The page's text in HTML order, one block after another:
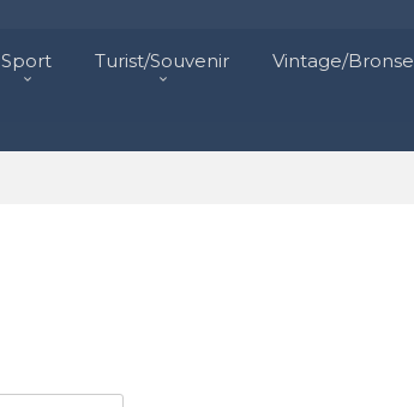
Sport Turist/Souvenir Vintage/Bronse